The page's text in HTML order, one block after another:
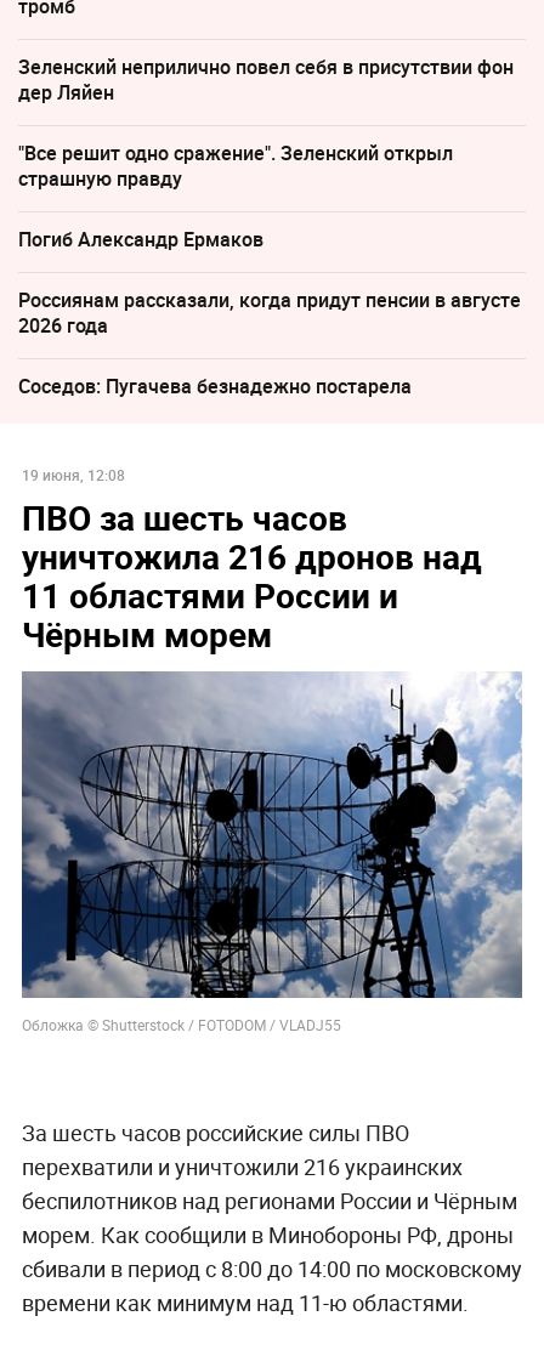
тромб
Зеленский неприлично повел cебя в присутствии фон
дер Ляйен
"Все решит одно сражение". Зеленский открыл
страшную правду
Погиб Александр Ермаков
Россиянам рассказали, когда придут пенсии в августе
2026 года
Соседов: Пугачева безнадежно постарела
19 июня, 12:08
ПВО за шесть часов
уничтожила 216 дронов над
11 областями России и
Чёрным морем
Обложка © Shutterstock / FOTODOM / VLADJ55
За шесть часов российские силы ПВО
перехватили и уничтожили 216 украинских
беспилотников над регионами России и Чёрным
морем. Как сообщили в Минобороны РФ, дроны
сбивали в период с 8:00 до 14:00 по московскому
времени как минимум над 11-ю областями.